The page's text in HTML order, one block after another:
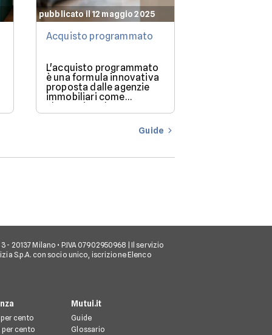
pubblicato il 12 maggio 2025
Acquisto programmato
L'acquisto programmato
è una formula innovativa
proposta dalle agenzie
immobiliari come
alternativa al mutuo
tradizionale.
Guide
20137 Milano • P.IVA 07902950968 | Il servizio
S.p.A. con socio unico, iscrizione Elenco
cento
per cento
Mutui.it
Guide
Glossario